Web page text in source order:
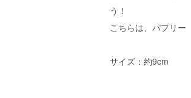
う！
こちらは、パプリー
サイズ：約9cm